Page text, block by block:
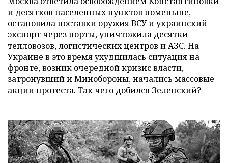
и десятков населенных пунктов поменьше,
остановила поставки оружия ВСУ и украинский
экспорт через порты, уничтожила десятки
тепловозов, логистических центров и АЗС. На
Украине в это время ухудшилась ситуация на
фронте, возник очередной кризис власти,
затронувший и Минобороны, начались массовые
акции протеста. Так чего добился Зеленский?